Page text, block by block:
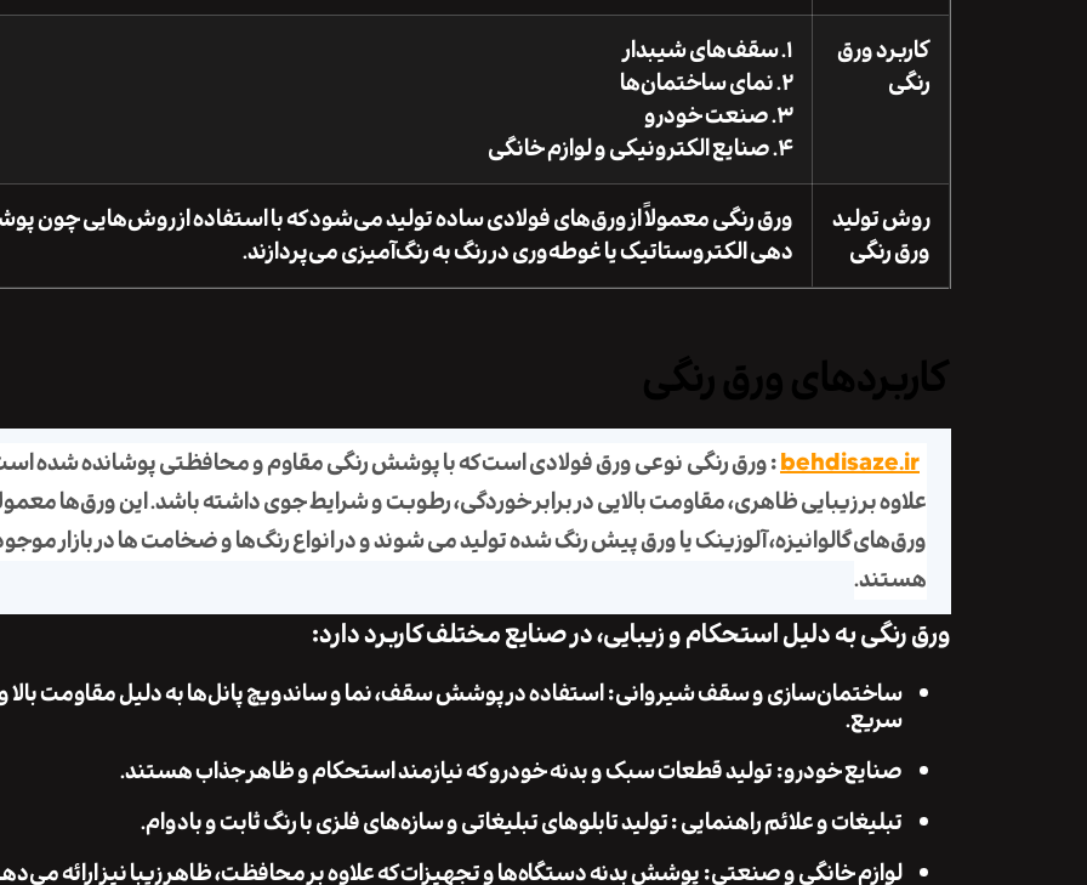
کاربرد ورق
رنگی
۱. سقف‌های شیبدار
۲. نمای ساختمان‌ها
۳. صنعت خودرو
۴. صنایع الکترونیکی و لوازم خانگی
روش تولید
ورق رنگی
ورق رنگی معمولاً از ورق‌های فولادی ساده تولید می‌شود که با استفاده از روش‌هایی چون
دهی الکتروستاتیک یا غوطه‌وری در رنگ به رنگ‌آمیزی می‌پردازند.
behdisaze.ir: ورق رنگی نوعی ورق فولادی است که با پوشش رنگی مقاوم و محافظتی پوشانده شده
علاوه بر زیبایی ظاهری، مقاومت بالایی در برابر خوردگی، رطوبت و شرایط جوی داشته باشد. این ورق‌ها
ورق‌های گالوانیزه، آلوزینک یا ورق پیش ‌رنگ شده تولید می ‌شوند و در انواع رنگ‌ها و ضخامت‌ ها در بازار
هستند.
ورق رنگی به دلیل استحکام و زیبایی، در صنایع مختلف کاربرد دارد:
ساختمان‌سازی و سقف شیروانی: استفاده در پوشش سقف، نما و ساندویچ پانل‌ها به دلیل مقاومت
سریع.
صنایع خودرو: تولید قطعات سبک و بدنه خودرو که نیازمند استحکام و ظاهر جذاب هستند.
تبلیغات و علائم راهنمایی : تولید تابلوهای تبلیغاتی و سازه‌های فلزی با رنگ ثابت و بادوام.
لوازم خانگی و صنعتی: پوشش بدنه دستگاه‌ها و تجهیزات که علاوه بر محافظت، ظاهر زیبا نیز ارائه